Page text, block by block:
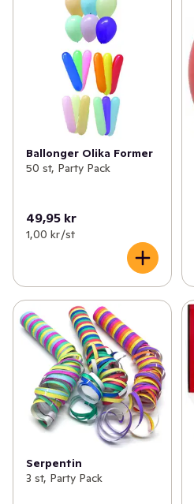
Ballonger Olika Former
50 st, Party Pack
49,95 kr
1,00 kr /st
Serpentin
3 st, Party Pack